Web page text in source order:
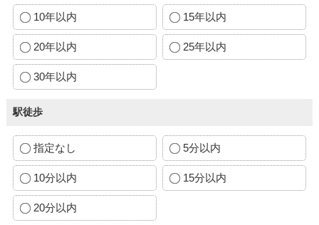
10年以内 15年以内
20年以内 25年以内
30年以内
駅徒歩
指定なし 5分以内
10分以内 15分以内
20分以内